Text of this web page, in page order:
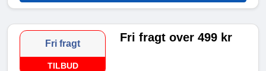
Fri fragt
TILBUD
Fri fragt over 499 kr